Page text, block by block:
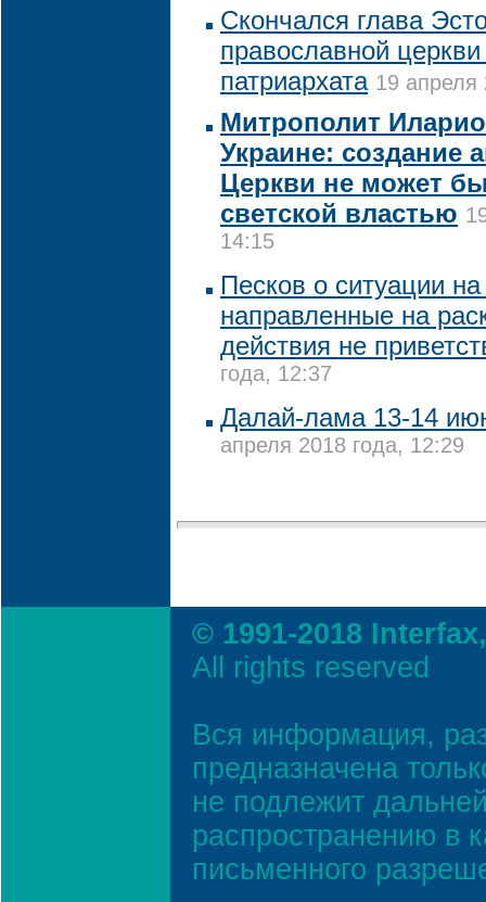
Скончался глава
православной
патриархата 19 апреля
Митрополит
Украине: создание
Церкви не может
светской властью
14:15
Песков о ситуации
направленные на
действия не
года, 12:37
Далай-лама 13-14
апреля 2018 года, 12:29
© 1991-2018
All rights reserved
Вся информация,
предназначена
не подлежит
распространению в
письменного